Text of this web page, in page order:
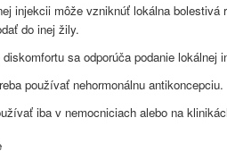
injekcii môže vzniknúť lokálna
do inej žily.
sa odporúča podanie lokálnej
používať nehormonálnu antikoncepciu.
iba v nemocniciach alebo na